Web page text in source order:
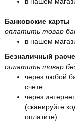
Банковские карты
оплатить товар
в нашем
Безналичный
оплатить товар
через любой
счете.
через
(сканируйте
оплатите).